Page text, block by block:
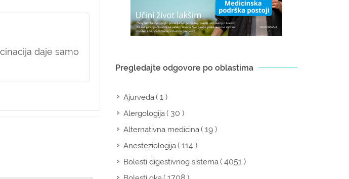
daje samo
Pregledajte odgovore po oblastima
Ajurveda( 1 )
Alergologija( 30 )
Alternativna medicina( 19 )
Anesteziologija( 114 )
Bolesti digestivnog sistema( 4051 )